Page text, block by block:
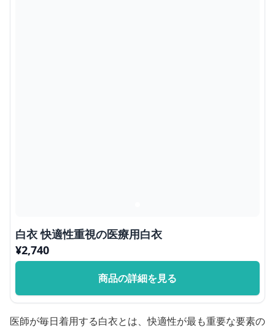
白衣 快適性重視の医療用白衣
¥2,740
商品の詳細を見る
医師が毎日着用する白衣とは、快適性が最も重要な要素の